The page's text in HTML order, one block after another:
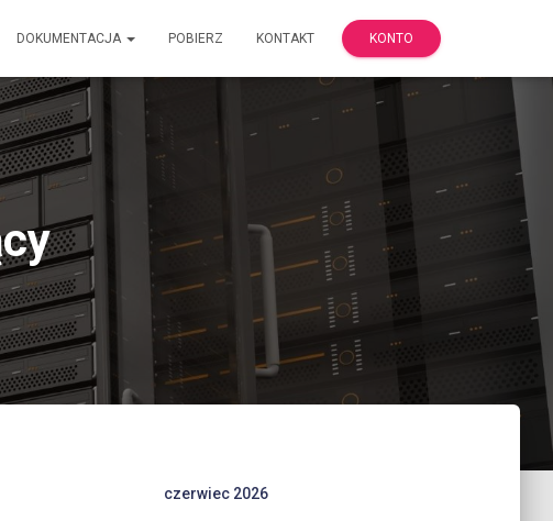
DOKUMENTACJA POBIERZ KONTAKT KONTO
czerwiec 2026